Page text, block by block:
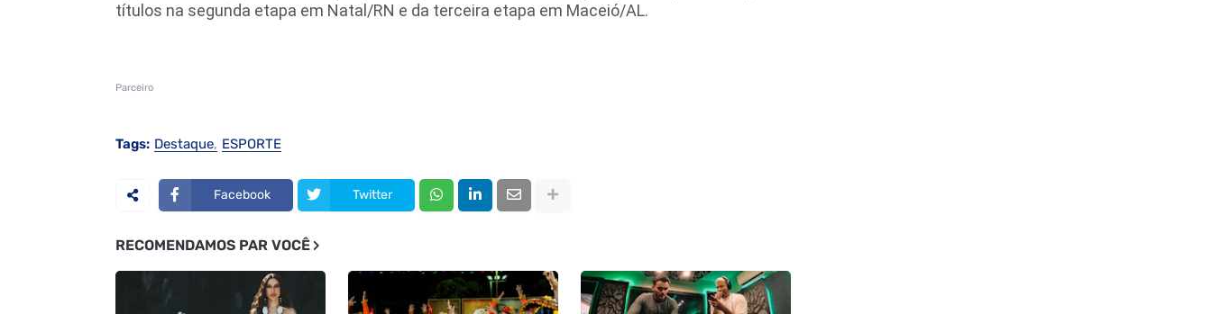
títulos na segunda etapa em Natal/RN e da terceira etapa em Maceió/AL.
Parceiro
Tags: Destaque ESPORTE
Facebook Twitter
RECOMENDAMOS PAR VOCÊ